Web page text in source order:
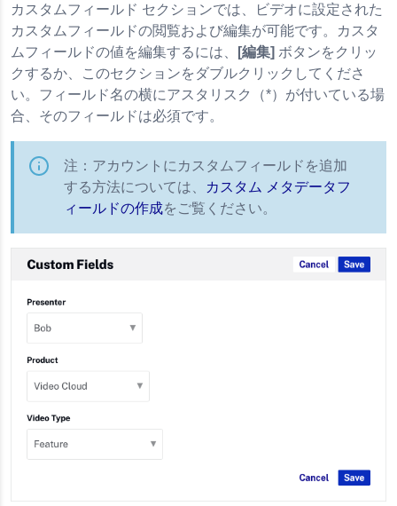
カスタムフィールド セクションでは、ビデオに設定された
カスタムフィールドの閲覧および編集が可能です。カスタ
ムフィールドの値を編集するには、
[編集] ボタンをクリッ
クするか、このセクションをダブルクリックしてくださ
い。フィールド名の横にアスタリスク（*）が付いている場
合、そのフィールドは必須です。
注：アカウントにカスタムフィールドを追加
する方法については、
カスタム メタデータフ
ィールドの作成をご覧ください。